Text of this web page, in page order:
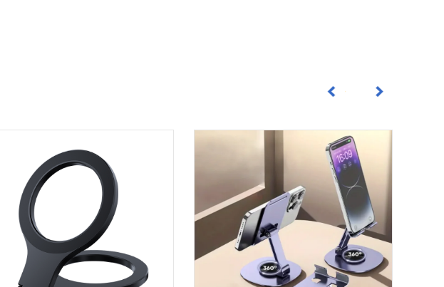
期待を満たすだけでなく、それを超えることを保証するよう努めてい
品の安全性と認証を保証し、お客様に安心をお届けします。グローバ
ルに存在感のある企業として、海外60か国以上での存在感を確立し
ています。デザインの革新とトレンドの先を行く当社の取り組みによ
り、当社の製品は実用的であるだけでなく、ファッショナブルでイン
テリジェントであることが保証されます。当社の製品は、人々の生活
をより簡単、便利、効率的にするように設計されています。当社は、
中国のインテリジェント製造を世界中の消費者に提供し、より多くの